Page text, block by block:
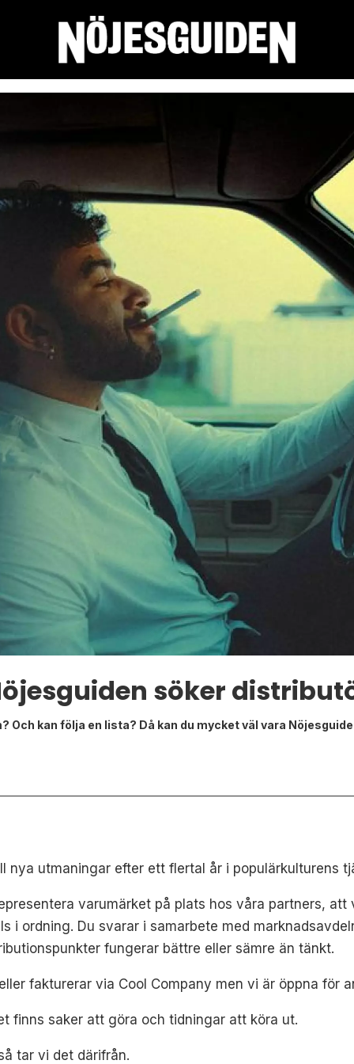
söker
Och kan följa en lista? Då kan du mycket väl vara
nya utmaningar efter ett flertal år i populärkulturens
varumärket på plats hos våra partners,
i ordning. Du svarar i samarbete med
fungerar bättre eller sämre än tänkt.
fakturerar via Cool Company men vi är öppna för
finns saker att göra och tidningar att köra ut.
tar vi det därifrån.